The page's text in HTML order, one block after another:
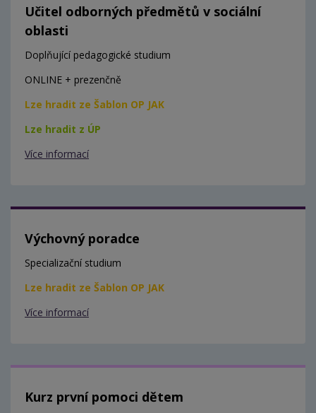
Učitel odborných předmětů v sociální
oblasti
Doplňující pedagogické studium
ONLINE + prezenčně
Lze hradit ze Šablon OP JAK
Lze hradit z ÚP
Více informací
Výchovný poradce
Specializační studium
Lze hradit ze Šablon OP JAK
Více informací
Kurz první pomoci dětem